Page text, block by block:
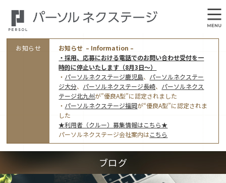
オフィス案内・アクセス
アクセストップ
東京オフィス
事業モデルと仕事内容
ワークスタイル
お知らせ
お知らせ – Information –
・採用、応募における電話でのお問い合わせ受付を一
時的に停止いたします（8月3日～）
・ パーソルネクステージ鹿児島、 パーソルネクステー
ジ大分、 パーソルネクステージ長崎、 パーソルネクス
テージ北九州が”優良A型”に認定されました
・ パーソルネクステージ福岡が“優良A型”に認定されま
した
★利用者（クルー）募集情報はこちら★
パーソルネクステージ会社案内はこちら
ブログ